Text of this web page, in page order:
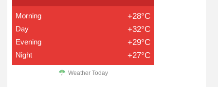
Morning +28°C
Day +32°C
Evening +29°C
Night +27°C
Weather Today